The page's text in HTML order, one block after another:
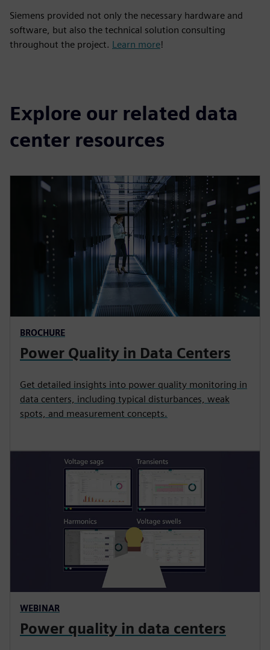
Siemens provided not only the necessary hardware and
software, but also the technical solution consulting
throughout the project. Learn more!
Explore our related data
center resources
BROCHURE
Power Quality in Data Centers
Get detailed insights into power quality monitoring in
data centers, including typical disturbances, weak
spots, and measurement concepts.
WEBINAR
Power quality in data centers